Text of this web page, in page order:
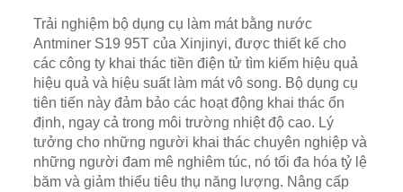
Trải nghiệm bộ dụng cụ làm mát bằng nước
Antminer S19 95T của Xinjinyi, được thiết kế cho
các công ty khai thác tiền điện tử tìm kiếm hiệu quả
hiệu quả và hiệu suất làm mát vô song. Bộ dụng cụ
tiên tiến này đảm bảo các hoạt động khai thác ổn
định, ngay cả trong môi trường nhiệt độ cao. Lý
tưởng cho những người khai thác chuyên nghiệp và
những người đam mê nghiêm túc, nó tối đa hóa tỷ lệ
băm và giảm thiểu tiêu thụ năng lượng. Nâng cấp